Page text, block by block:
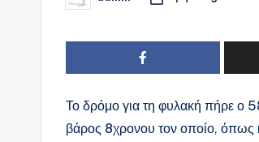
Το δρόμο για τη φυλακή πήρε ο
βάρος 8χρονου τον οποίο, όπως